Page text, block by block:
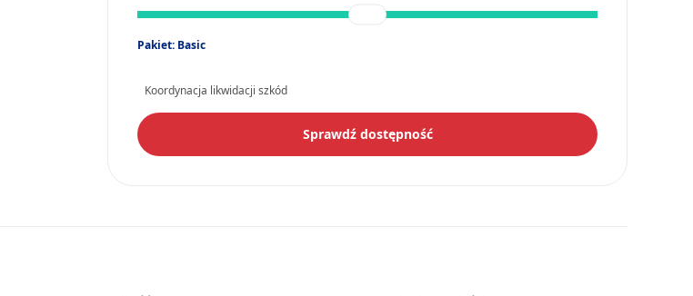
Pakiet: Basic
Koordynacja likwidacji szkód
Sprawdź dostępność